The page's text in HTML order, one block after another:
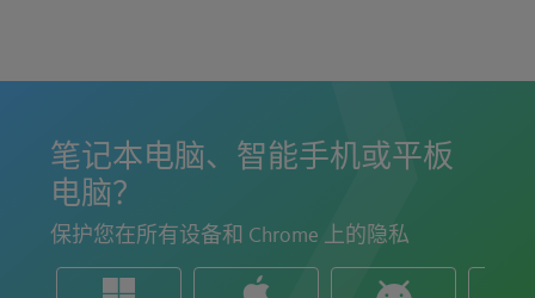
支持 IP v4 和 v6 协议
匿名冲浪
笔记本电脑、智能手机或平板
电脑？
保护您在所有设备和 Chrome 上的隐私